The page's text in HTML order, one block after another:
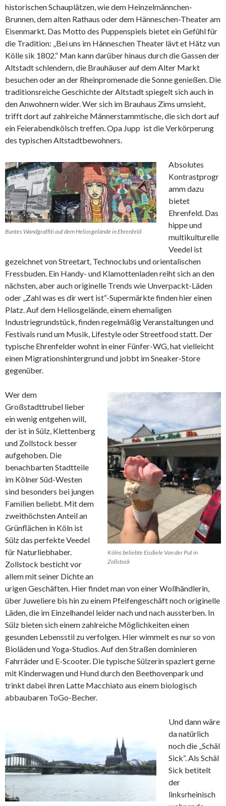
historischen Schauplätzen, wie dem Heinzelmännchen-
Brunnen, dem alten Rathaus oder dem Hänneschen-Theater am
Eisenmarkt. Das Motto des Puppenspiels bietet ein Gefühl für
die Tradition: „Bei uns im Hänneschen Theater lävt et Hätz vun
Kölle sik 1802.“ Man kann darüber hinaus durch die Gassen der
Altstadt schlendern, die Brauhäuser auf dem Alter Markt
besuchen oder an der Rheinpromenade die Sonne genießen. Die
traditionsreiche Geschichte der Altstadt spiegelt sich auch in
den Anwohnern wider. Wer sich im Brauhaus Zims umsieht,
trifft dort auf zahlreiche Männerstammtische, die sich dort auf
ein Feierabendkölsch treffen. Opa Jupp ist die Verkörperung
des typischen Altstadtbewohners.
Buntes Wandgraffiti auf dem Heliosgelände in Ehrenfeld
Absolutes
Kontrastprogr
amm dazu
bietet
Ehrenfeld. Das
hippe und
multikulturelle
Veedel ist
gezeichnet von Streetart, Technoclubs und orientalischen
Fressbuden. Ein Handy- und Klamottenladen reiht sich an den
nächsten, aber auch originelle Trends wie Unverpackt-Läden
oder „Zahl was es dir wert ist“-Supermärkte finden hier einen
Platz. Auf dem Heliosgelände, einem ehemaligen
Industriegrundstück, finden regelmäßig Veranstaltungen und
Festivals rund um Musik, Lifestyle oder Streetfood statt. Der
typische Ehrenfelder wohnt in einer Fünfer-WG, hat vielleicht
einen Migrationshintergrund und jobbt im Sneaker-Store
gegenüber.
Kölns beliebte Eisdiele Van der Put in
Zollstock
Wer dem
Großstadttrubel lieber
ein wenig entgehen will,
der ist in Sülz, Klettenberg
und Zollstock besser
aufgehoben. Die
benachbarten Stadtteile
im Kölner Süd-Westen
sind besonders bei jungen
Familien beliebt. Mit dem
zweithöchsten Anteil an
Grünflächen in Köln ist
Sülz das perfekte Veedel
für Naturliebhaber.
Zollstock besticht vor
allem mit seiner Dichte an
urigen Geschäften. Hier findet man von einer Wollhändlerin,
über Juweliere bis hin zu einem Pfeifengeschäft noch originelle
Läden, die im Einzelhandel leider nach und nach aussterben. In
Sülz bieten sich einem zahlreiche Möglichkeiten einen
gesunden Lebensstil zu verfolgen. Hier wimmelt es nur so von
Bioläden und Yoga-Studios. Auf den Straßen dominieren
Fahrräder und E-Scooter. Die typische Sülzerin spaziert gerne
mit Kinderwagen und Hund durch den Beethovenpark und
trinkt dabei ihren Latte Macchiato aus einem biologisch
abbaubaren ToGo-Becher.
Und dann wäre
da natürlich
noch die „Schäl
Sick“. Als Schäl
Sick betitelt
der
linksrheinisch